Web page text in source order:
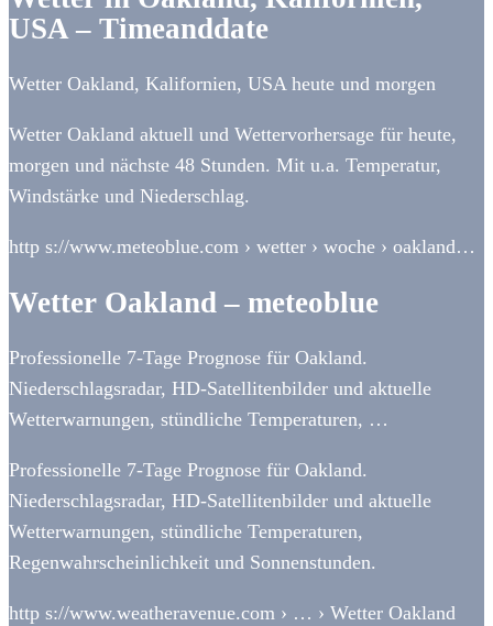
USA – Timeanddate
Wetter Oakland, Kalifornien, USA heute und morgen
Wetter Oakland aktuell und Wettervorhersage für heute,
morgen und nächste 48 Stunden. Mit u.a. Temperatur,
Windstärke und Niederschlag.
http s://www.meteoblue.com › wetter › woche › oakland…
Wetter Oakland – meteoblue
Professionelle 7-Tage Prognose für Oakland.
Niederschlagsradar, HD-Satellitenbilder und aktuelle
Wetterwarnungen, stündliche Temperaturen, …
Professionelle 7-Tage Prognose für Oakland.
Niederschlagsradar, HD-Satellitenbilder und aktuelle
Wetterwarnungen, stündliche Temperaturen,
Regenwahrscheinlichkeit und Sonnenstunden.
http s://www.weatheravenue.com › … › Wetter Oakland